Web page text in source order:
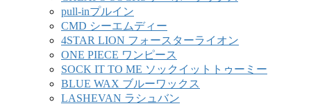
pull-inプルイン
CMD シーエムディー
4STAR LION フォースターライオン
ONE PIECE ワンピース
SOCK IT TO ME ソックイットトゥーミー
BLUE WAX ブルーワックス
LASHEVAN ラシュバン